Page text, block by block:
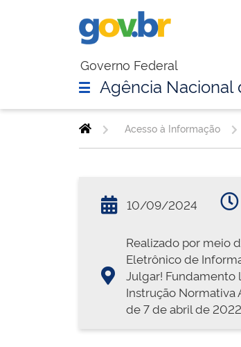
Governo Federal
Agência Nacional
Acesso à Informação
10/09/2024
Realizado por meio
Eletrônico de
Julgar! Fundamento
Instrução Normativa
de 7 de abril de 2022